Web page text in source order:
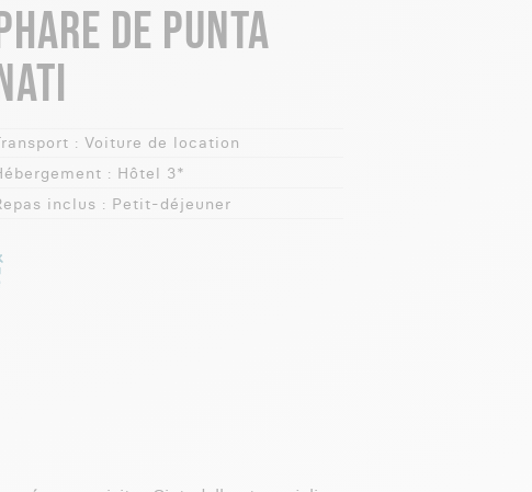
DE PUNTA
: Voiture de location
: Hôtel 3*
inclus : Petit-déjeuner